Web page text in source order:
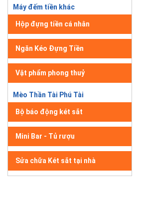
Máy đếm tiền khác
Hộp đựng tiền cá nhân
Ngăn Kéo Đựng Tiền
Vật phẩm phong thuỷ
Mèo Thần Tài Phú Tài
Bộ báo động két sắt
Mini Bar - Tủ rượu
Sửa chữa Két sắt tại nhà